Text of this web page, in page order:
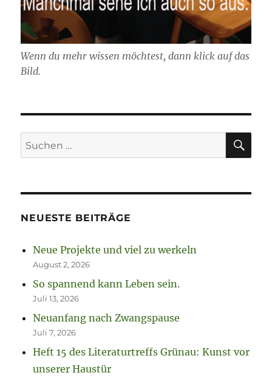
Wenn du mehr wissen möchtest, dann klick auf das
Bild.
Suchen
nach:
NEUESTE BEITRÄGE
Neue Projekte und viel zu werkeln
August 2, 2026
So spannend kann Leben sein.
Juli 13, 2026
Neuanfang nach Zwangspause
Juli 7, 2026
Heft 15 des Literaturtreffs Grünau: Kunst vor
unserer Haustür